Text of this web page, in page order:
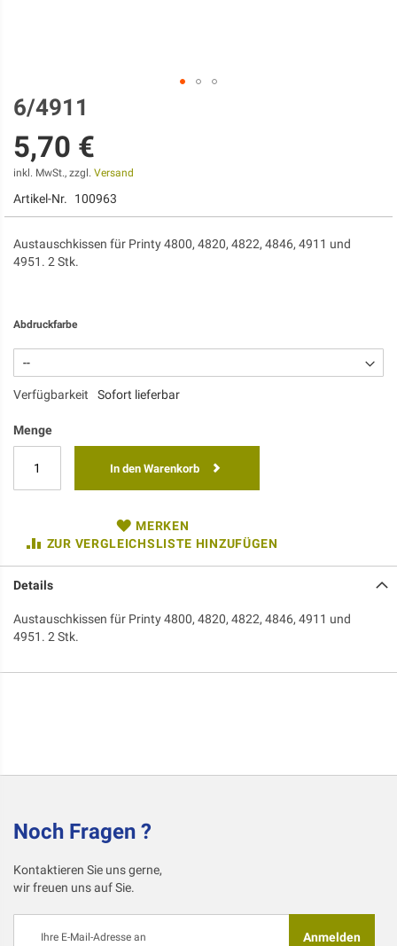
Zum
Anfang
der
Bildgalerie
springen
6/4911
5,70 €
inkl. MwSt., zzgl. Versand
Artikel-Nr. 100963
Austauschkissen für Printy 4800, 4820, 4822, 4846, 4911 und
4951. 2 Stk.
Abdruckfarbe
Verfügbarkeit Sofort lieferbar
Menge
In den Warenkorb
MERKEN
ZUR VERGLEICHSLISTE HINZUFÜGEN
Details
Austauschkissen für Printy 4800, 4820, 4822, 4846, 4911 und
4951. 2 Stk.
Noch Fragen ?
Kontaktieren Sie uns gerne,
wir freuen uns auf Sie.
Anmelden